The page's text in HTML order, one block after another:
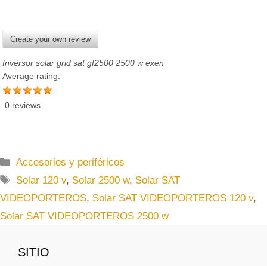
Create your own review
Inversor solar grid sat gf2500 2500 w exen
Average rating:
0 reviews
C
a
g
r
Accesorios y periféricos
E
t
e
Solar 120 v, Solar 2500 w, Solar SAT
VIDEOPORTEROS, Solar SAT VIDEOPORTEROS 120 v,
Solar SAT VIDEOPORTEROS 2500 w
SITIO